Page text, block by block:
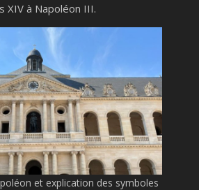
XIV à Napoléon III.
et explication des symboles